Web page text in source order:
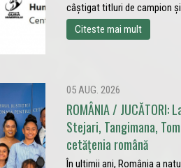
câștigat titluri de campion și
Citeste mai mult
05 AUG. 2026
ROMÂNIA / JUCĂTORI:
Stejari, Tangimana,
cetățenia română
În ultimii ani, România a